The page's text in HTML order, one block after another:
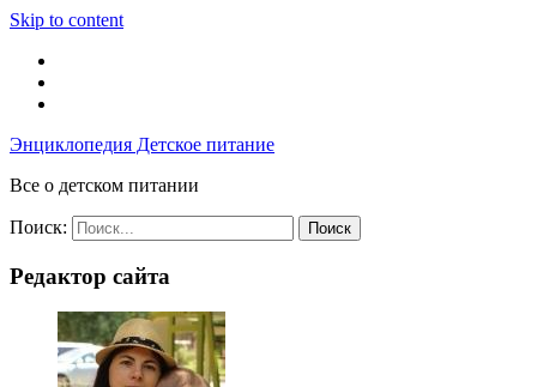
Skip to content
Энциклопедия Детское питание
Все о детском питании
Поиск:
Редактор сайта